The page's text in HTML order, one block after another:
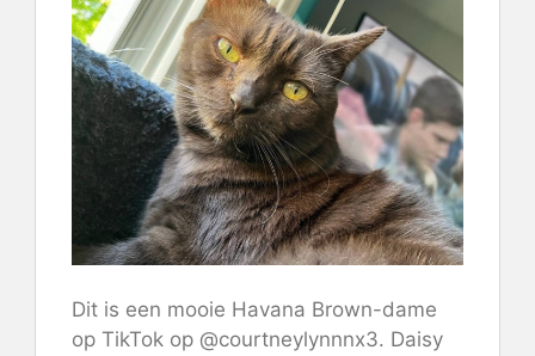
Dit is een mooie Havana Brown-dame
op TikTok op @courtneylynnnx3. Daisy